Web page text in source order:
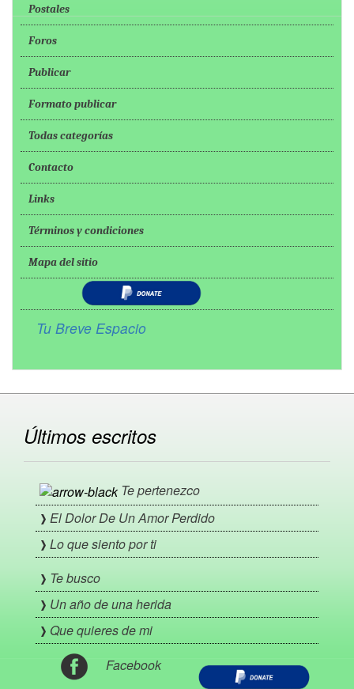
Postales
Foros
Publicar
Formato publicar
Todas categorías
Contacto
Links
Términos y condiciones
Mapa del sitio
Tu Breve Espacio
Últimos escritos
Te pertenezco
El Dolor De Un Amor Perdido
Lo que siento por ti
Te busco
Un año de una herida
Que quieres de mi
Facebook